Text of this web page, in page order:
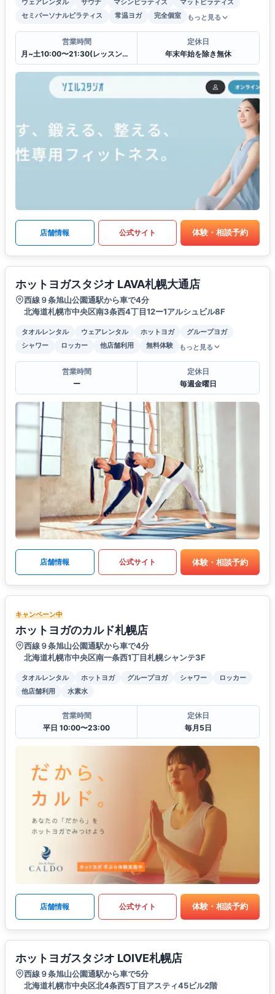
ウェアレンタル サウナ マシンピラティス
マットピラティス
セミパーソナルピラティス
常温ヨガ 完全個室 もっと見る
営業時間
月~土10:00〜21:30(レッスンは21:00まで),日祝10:30〜20:30(レッスンは20:00まで)
定休日
年末年始を除き無休
店舗情報 公式サイト 体験・相談予約
ホットヨガスタジオ LAVA札幌大通店
西線９条旭山公園通駅から車で4分
北海道札幌市中央区南3条西4丁目12ー1アルシュビル8F
タオルレンタル ウェアレンタル ホットヨガ
グループヨガ
シャワー
ロッカー 他店舗利用 無料体験 もっと見る
営業時間
ー
定休日
毎週金曜日
店舗情報 公式サイト 体験・相談予約
キャンペーン中
ホットヨガのカルド札幌店
西線９条旭山公園通駅から車で4分
北海道札幌市中央区南一条西1丁目札幌シャンテ3F
タオルレンタル ホットヨガ グループヨガ シャワー
ロッカー
他店舗利用
水素水
営業時間
平日 10:00〜23:00
定休日
毎月5日
店舗情報 公式サイト 体験・相談予約
ホットヨガスタジオ LOIVE札幌店
西線９条旭山公園通駅から車で5分
北海道札幌市中央区北4条西5丁目アスティ45ビル2階